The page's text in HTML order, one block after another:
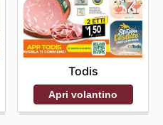
Todis
Apri volantino